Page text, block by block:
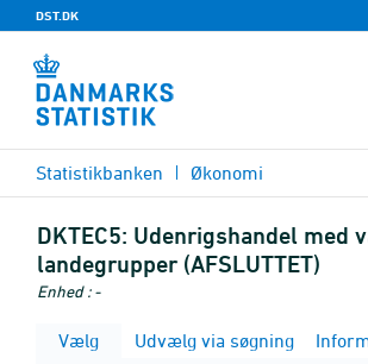
DST.DK
Statistikbanken Økonomi
DKTEC5: Udenrigshandel med
landegrupper (AFSLUTTET)
Enhed : -
Vælg Udvælg via søgning